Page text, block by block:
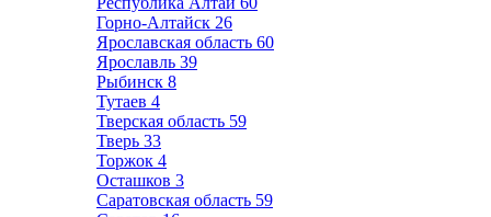
Горно-Алтайск 26
Ярославская область 60
Ярославль 39
Рыбинск 8
Тутаев 4
Тверская область 59
Тверь 33
Торжок 4
Осташков 3
Саратовская область 59